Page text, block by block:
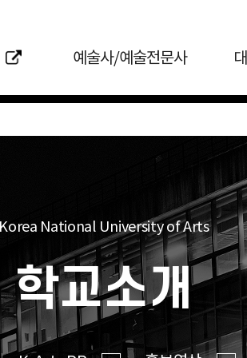
예술사/예술전문사
Korea National University of Arts
학교소개